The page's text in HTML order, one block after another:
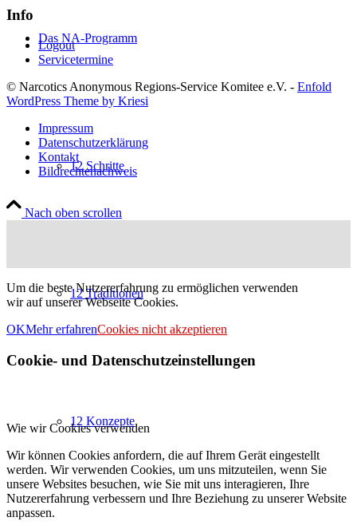
Das NA-Programm
12 Schritte
12 Traditionen
12 Konzepte
Info
Logout
Servicetermine
© Narcotics Anonymous Regions-Service Komitee e.V. - Enfold
WordPress Theme by Kriesi
Impressum
Datenschutzerklärung
Kontakt
Bildrechtenachweis
Nach oben scrollen
Um die beste Nutzererfahrung zu ermöglichen verwenden
wir auf unserer Webseite Cookies.
OKMehr erfahrenCookies nicht akzeptieren
Cookie- und Datenschutzeinstellungen
Wie wir Cookies verwenden
Wir können Cookies anfordern, die auf Ihrem Gerät eingestellt
werden. Wir verwenden Cookies, um uns mitzuteilen, wenn Sie
unsere Websites besuchen, wie Sie mit uns interagieren, Ihre
Nutzererfahrung verbessern und Ihre Beziehung zu unserer Website
anpassen.